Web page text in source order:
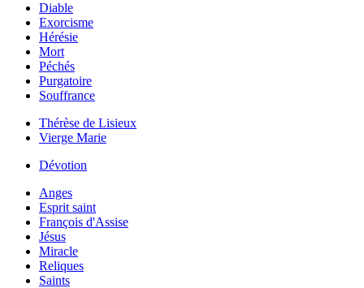
Diable
Exorcisme
Hérésie
Mort
Péchés
Purgatoire
Souffrance
Thérèse de Lisieux
Vierge Marie
Dévotion
Anges
Esprit saint
François d'Assise
Jésus
Miracle
Reliques
Saints